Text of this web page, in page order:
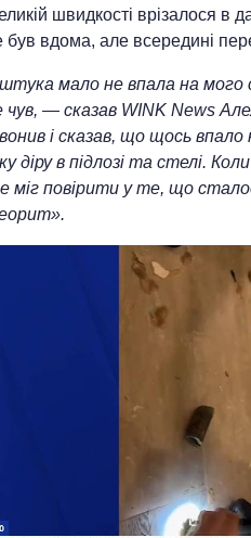
швидкості врізалося в
вдома, але всередині
мало не впала на мого
чув, — сказав WINK News
і сказав, що щось
діру в підлозі та стелі.
міг повірити у те, що